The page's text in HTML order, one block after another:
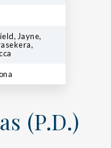
Jayne,
(P.D.)